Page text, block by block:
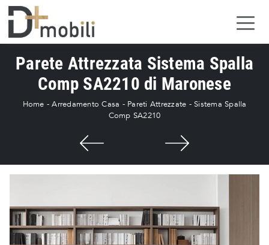
Parete Attrezzata Sistema Spalla
Comp SA2210 di Maronese
Home -Arredamento Casa - Pareti Attrezzate - Sistema Spalla
Comp SA2210